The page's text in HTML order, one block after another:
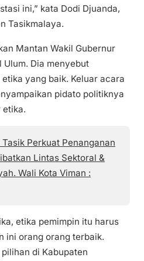
ini,” kata Dodi Djuanda,
Tasikmalaya.
Mantan Wakil Gubernur
Ulum. Dia menyebut
yang baik. Keluar acara
pidato politiknya
etika.
Tasik Perkuat Penanganan
Lintas Sektoral &
Wali Kota Viman :
etika pemimpin itu harus
ini orang orang terbaik.
di Kabupaten